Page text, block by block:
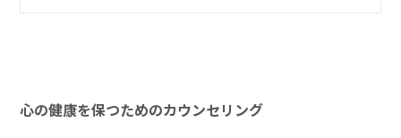
心の健康を保つためのカウンセリング